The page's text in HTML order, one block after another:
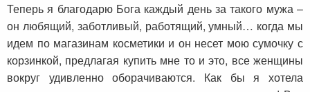
Теперь я благодарю Бога каждый день за такого мужа –
он любящий, заботливый, работящий, умный… когда мы
идем по магазинам косметики и он несет мою сумочку с
корзинкой, предлагая купить мне то и это, все женщины
вокруг удивленно оборачиваются. Как бы я хотела